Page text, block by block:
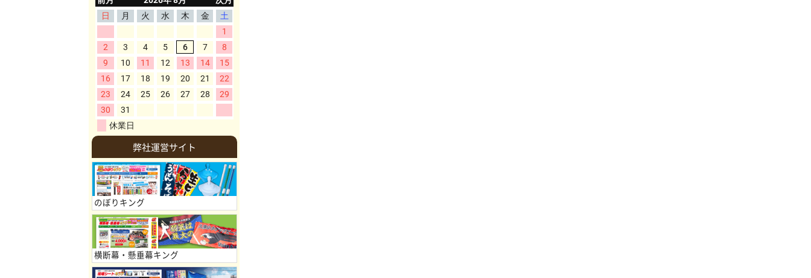
弊社運営サイト
のぼりキング
横断幕・懸垂幕キング